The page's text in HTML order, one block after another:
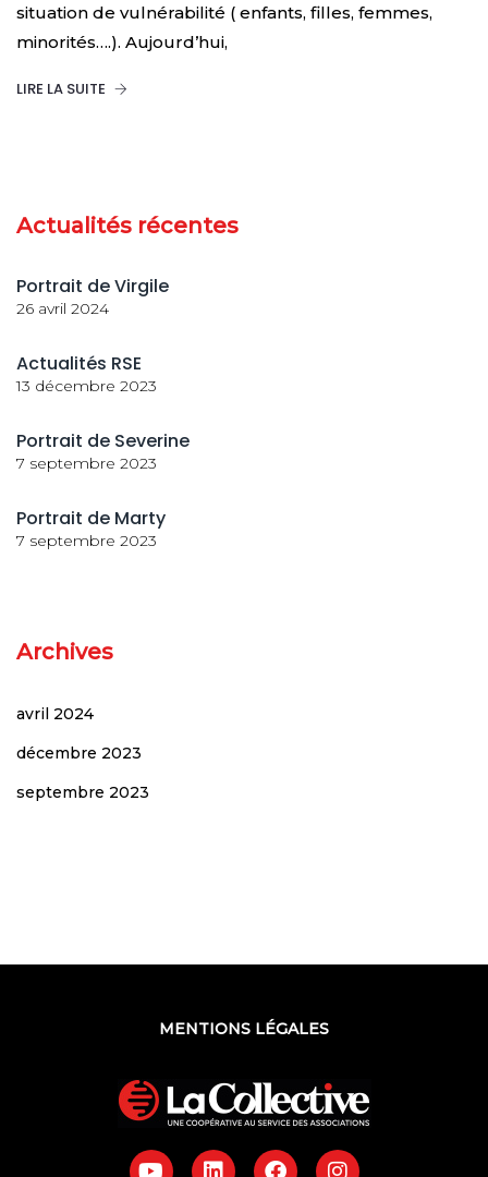
situation de vulnérabilité ( enfants, filles, femmes,
minorités….). Aujourd’hui,
LIRE LA SUITE
Actualités récentes
Portrait de Virgile
26 avril 2024
Actualités RSE
13 décembre 2023
Portrait de Severine
7 septembre 2023
Portrait de Marty
7 septembre 2023
Archives
avril 2024
décembre 2023
septembre 2023
MENTIONS LÉGALES